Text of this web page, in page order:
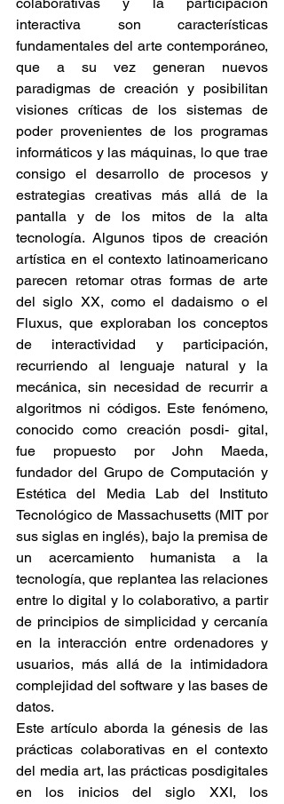
interactiva son características
fundamentales del arte contemporáneo,
que a su vez generan nuevos
paradigmas de creación y posibilitan
visiones críticas de los sistemas de
poder provenientes de los programas
informáticos y las máquinas, lo que trae
consigo el desarrollo de procesos y
estrategias creativas más allá de la
pantalla y de los mitos de la alta
tecnología. Algunos tipos de creación
artística en el contexto latinoamericano
parecen retomar otras formas de arte
del siglo XX, como el dadaismo o el
Fluxus, que exploraban los conceptos
de interactividad y participación,
recurriendo al lenguaje natural y la
mecánica, sin necesidad de recurrir a
algoritmos ni códigos. Este fenómeno,
conocido como creación posdi- gital,
fue propuesto por John Maeda,
fundador del Grupo de Computación y
Estética del Media Lab del Instituto
Tecnológico de Massachusetts (MIT por
sus siglas en inglés), bajo la premisa de
un acercamiento humanista a la
tecnología, que replantea las relaciones
entre lo digital y lo colaborativo, a partir
de principios de simplicidad y cercanía
en la interacción entre ordenadores y
usuarios, más allá de la intimidadora
complejidad del software y las bases de
datos.
Este artículo aborda la génesis de las
prácticas colaborativas en el contexto
del media art, las prácticas posdigitales
en los inicios del siglo XXI, los